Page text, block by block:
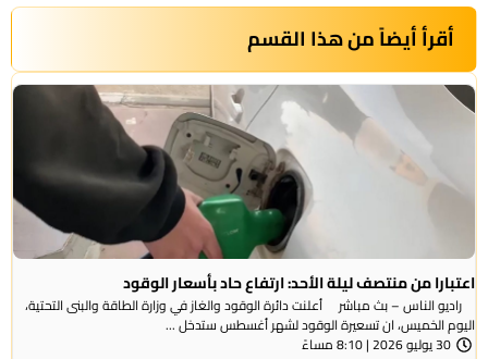
أقرأ أيضاً من هذا القسم
اعتبارا من منتصف ليلة الأحد: ارتفاع حاد بأسعار الوقود
راديو الناس – بث مباشر أعلنت دائرة الوقود والغاز في وزارة الطاقة والبنى التحتية،
اليوم الخميس، ان تسعيرة الوقود لشهر أغسطس ستدخل ...
30 يوليو 2026 | 8:10 مساءً